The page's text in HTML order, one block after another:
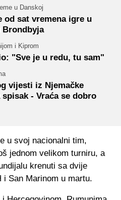
u Danskoj
od sat vremena igre u
Brondbyja
i Kiprom
"Sve je u redu, tu sam"
vijesti iz Njemačke
- Vraća se dobro
u svoj nacionalni tim,
jednom velikom turniru, a
krenuti sa dvije
i San Marinom u martu.